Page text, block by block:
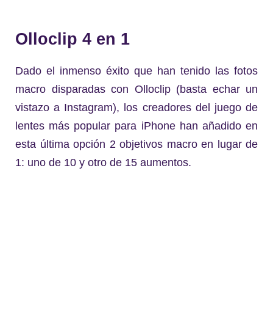
Olloclip 4 en 1
Dado el inmenso éxito que han tenido las fotos
macro disparadas con Olloclip (basta echar un
vistazo a Instagram), los creadores del juego de
lentes más popular para iPhone han añadido en
esta última opción 2 objetivos macro en lugar de
1: uno de 10 y otro de 15 aumentos.